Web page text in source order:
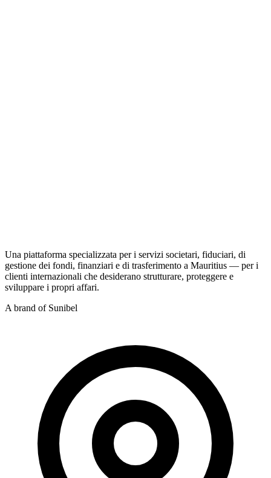
Una piattaforma specializzata per i servizi societari, fiduciari, di
gestione dei fondi, finanziari e di trasferimento a Mauritius — per i
clienti internazionali che desiderano strutturare, proteggere e
sviluppare i propri affari.
A brand of Sunibel